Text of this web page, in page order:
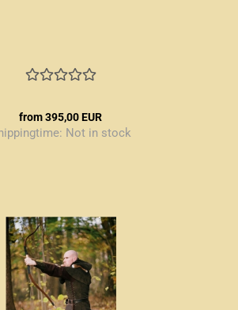
from 395,00 EUR
Not in stock